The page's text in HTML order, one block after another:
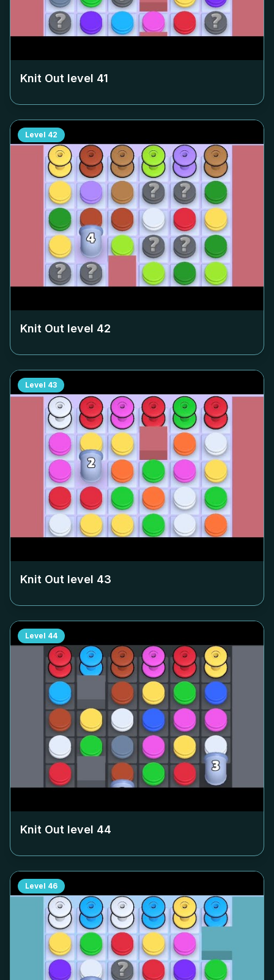
Knit Out level 41
Level 42
Knit Out level 42
Level 43
Knit Out level 43
Level 44
Knit Out level 44
Level 46